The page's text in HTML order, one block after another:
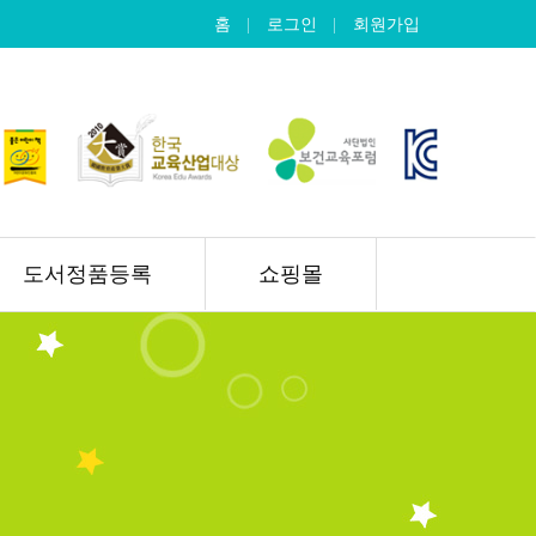
홈 로그인 회원가입
도서정품등록 쇼핑몰